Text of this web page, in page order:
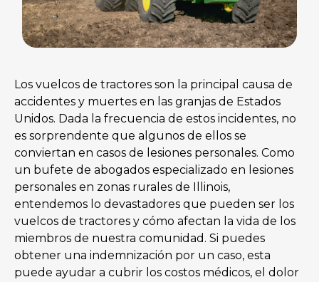
Los vuelcos de tractores son la principal causa de
accidentes y muertes en las granjas de Estados
Unidos. Dada la frecuencia de estos incidentes, no
es sorprendente que algunos de ellos se
conviertan en casos de lesiones personales. Como
un bufete de abogados especializado en lesiones
personales en zonas rurales de Illinois,
entendemos lo devastadores que pueden ser los
vuelcos de tractores y cómo afectan la vida de los
miembros de nuestra comunidad. Si puedes
obtener una indemnización por un caso, esta
puede ayudar a cubrir los costos médicos, el dolor